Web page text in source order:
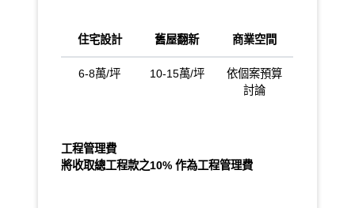
住宅設計 舊屋翻新 商業空間
6-8萬/坪 10-15萬/坪
依個案預算
討論
工程管理費
將收取總工程款之10% 作為工程管理費